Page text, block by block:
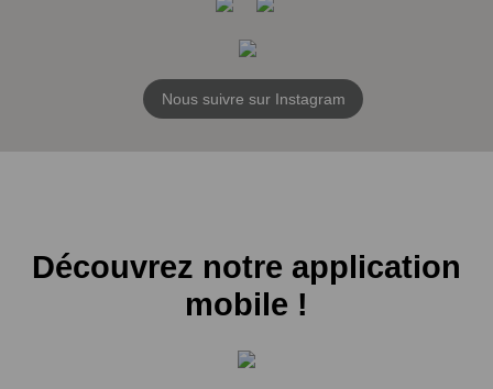
Nous suivre sur Instagram
Découvrez notre application
mobile !